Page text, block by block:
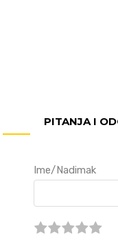
PITANJA I
Ime/Nadimak